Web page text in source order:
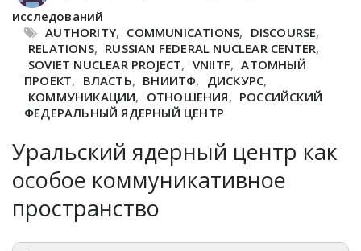
исследований
AUTHORITY, COMMUNICATIONS, DISCOURSE,
RELATIONS, RUSSIAN FEDERAL NUCLEAR CENTER,
SOVIET NUCLEAR PROJECT, VNIITF, АТОМНЫЙ
ПРОЕКТ, ВЛАСТЬ, ВНИИТФ, ДИСКУРС,
КОММУНИКАЦИИ, ОТНОШЕНИЯ, РОССИЙСКИЙ
ФЕДЕРАЛЬНЫЙ ЯДЕРНЫЙ ЦЕНТР
Уральский ядерный центр как
особое коммуникативное
пространство